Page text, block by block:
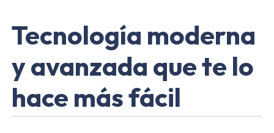
Tecnología moderna
y avanzada que te lo
hace más fácil